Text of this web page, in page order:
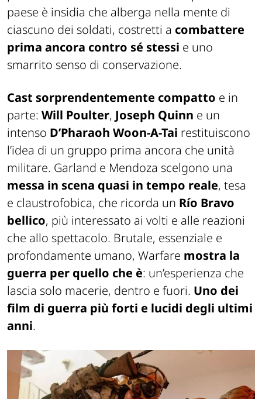
paese è insidia che alberga nella mente di
ciascuno dei soldati, costretti a combattere
prima ancora contro sé stessi e uno
smarrito senso di conservazione.
Cast sorprendentemente compatto e in
parte: Will Poulter, Joseph Quinn e un
intenso D’Pharaoh Woon-A-Tai restituiscono
l’idea di un gruppo prima ancora che unità
militare. Garland e Mendoza scelgono una
messa in scena quasi in tempo reale, tesa
e claustrofobica, che ricorda un Río Bravo
bellico, più interessato ai volti e alle reazioni
che allo spettacolo. Brutale, essenziale e
profondamente umano, Warfare mostra la
guerra per quello che è: un’esperienza che
lascia solo macerie, dentro e fuori. Uno dei
film di guerra più forti e lucidi degli ultimi
anni.